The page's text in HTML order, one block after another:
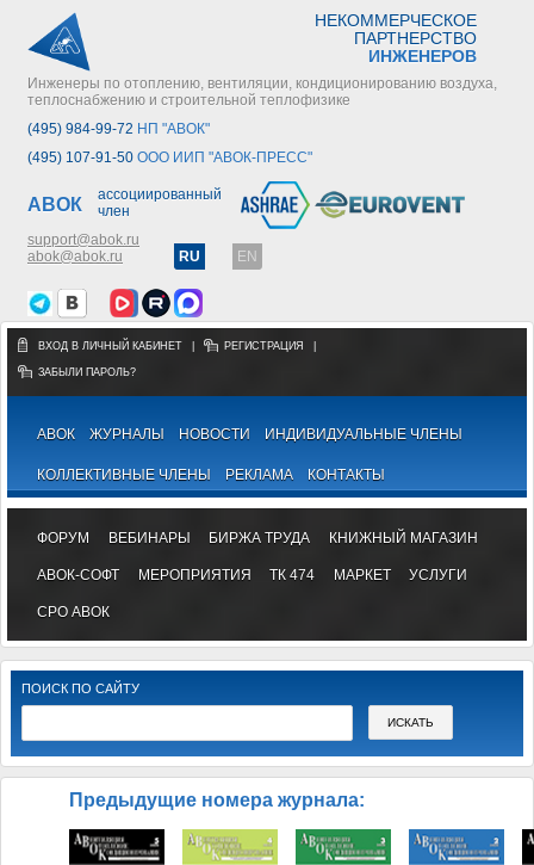
НЕКОММЕРЧЕСКОЕ
ПАРТНЕРСТВО
ИНЖЕНЕРОВ
Инженеры по отоплению, вентиляции, кондиционированию воздуха,
теплоснабжению и строительной теплофизике
(495) 984-99-72 НП "АВОК"
(495) 107-91-50 ООО ИИП "АВОК-ПРЕСС"
АВОК
ассоциированный
член
support@abok.ru
abok@abok.ru
RU EN
ВХОД В ЛИЧНЫЙ КАБИНЕТ РЕГИСТРАЦИЯ
ЗАБЫЛИ ПАРОЛЬ?
АВОК ЖУРНАЛЫ НОВОСТИ ИНДИВИДУАЛЬНЫЕ ЧЛЕНЫ
КОЛЛЕКТИВНЫЕ ЧЛЕНЫ РЕКЛАМА КОНТАКТЫ
ФОРУМ ВЕБИНАРЫ БИРЖА ТРУДА КНИЖНЫЙ МАГАЗИН
АВОК-СОФТ МЕРОПРИЯТИЯ ТК 474 МАРКЕТ УСЛУГИ
СРО АВОК
ПОИСК ПО САЙТУ
Предыдущие номера журнала: